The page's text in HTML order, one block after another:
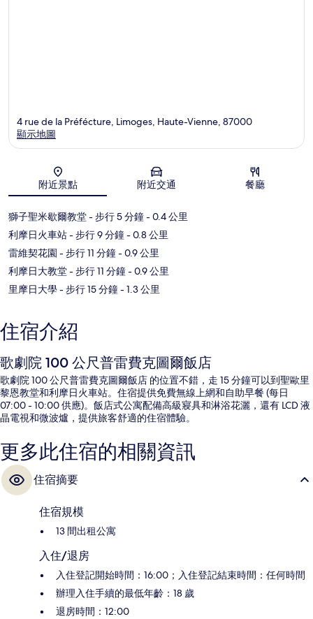
地圖
4 rue de la Préfécture, Limoges, Haute-Vienne, 87000
顯示地圖
附近景點 附近交通 餐廳
獅子聖米歇爾教堂- 步行 5 分鐘- 0.4 公里
利摩日火車站- 步行 9 分鐘- 0.8 公里
雷維契花園 - 步行 11 分鐘- 0.9 公里
利摩日大教堂- 步行 11 分鐘- 0.9 公里
里摩日大學- 步行 15 分鐘- 1.3 公里
住宿介紹
歌劇院 100 公尺普雷費克圖爾飯店
歌劇院 100 公尺普雷費克圖爾飯店 的位置不錯，走 15 分鐘可以到聖歐里
黎恩教堂和利摩日火車站。住宿提供免費無線上網和自助早餐 (每日
07:00 - 10:00 供應)。飯店式公寓配備高級寢具和淋浴花灑，還有 LCD 液
晶電視和微波爐，提供旅客舒適的住宿體驗。
更多此住宿的相關資訊
住宿摘要
住宿規模
13 間出租公寓
入住/退房
入住登記開始時間：16:00；入住登記結束時間：任何時間
辦理入住手續的最低年齡：18 歲
退房時間：12:00